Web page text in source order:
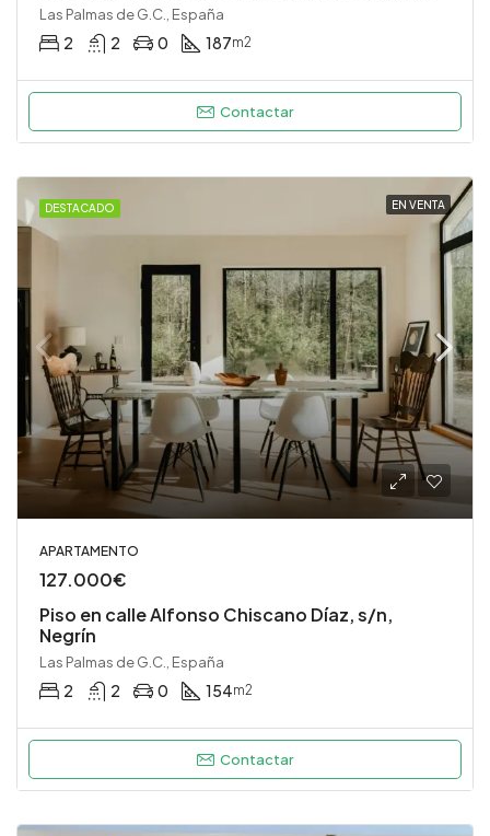
Las Palmas de G.C., España
2 2 0 187m2
Contactar
DESTACADO EN VENTA
APARTAMENTO
127.000€
Piso en calle Alfonso Chiscano Díaz, s/n,
Negrín
Las Palmas de G.C., España
2 2 0 154m2
Contactar